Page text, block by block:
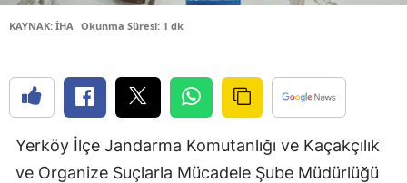
Bursa
Çankırı
Çorum
Denizli
KAYNAK: İHA Okunma Süresi: 1 dk
Yerköy İlçe Jandarma Komutanlığı ve Kaçakçılık
ve Organize Suçlarla Mücadele Şube Müdürlüğü